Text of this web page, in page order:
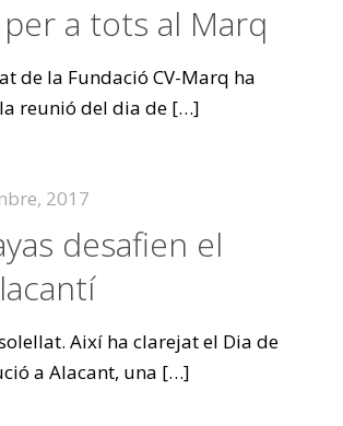
a tots al Marq
de la Fundació CV-Marq ha
reunió del dia de […]
2017
desafien el
Així ha clarejat el Dia de
a Alacant, una […]